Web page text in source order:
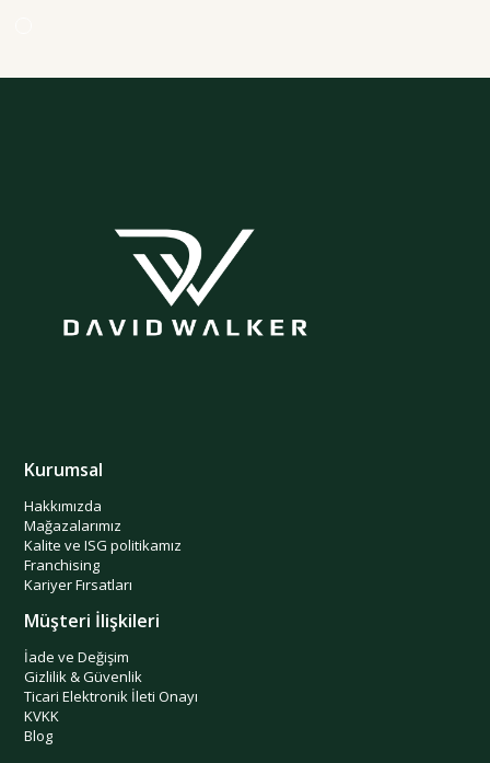
Kurumsal
Hakkımızda
Mağazalarımız
Kalite ve ISG politikamız
Franchising
Kariyer Fırsatları
Müşteri İlişkileri
İade ve Değişim
Gizlilik & Güvenlik
Ticari Elektronik İleti Onayı
KVKK
Blog